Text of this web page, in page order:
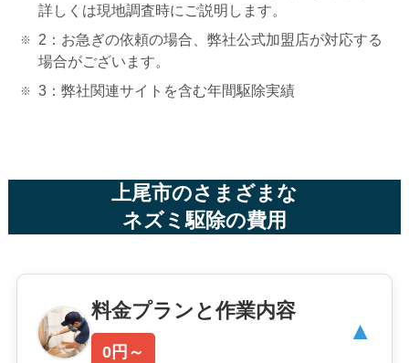
詳しくは現地調査時にご説明します。
2：お急ぎの依頼の場合、弊社公式加盟店が対応する
場合がございます。
3：弊社関連サイトを含む年間駆除実績
上尾市のさまざまな
ネズミ駆除の費用
料金プランと作業内容
0円～
▼